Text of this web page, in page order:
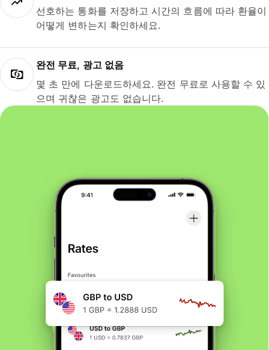
선호하는 통화를 저장하고 시간의 흐름에 따라 환율이
어떻게 변하는지 확인하세요.
완전 무료, 광고 없음
몇 초 만에 다운로드하세요. 완전 무료로 사용할 수 있
으며 귀찮은 광고도 없습니다.